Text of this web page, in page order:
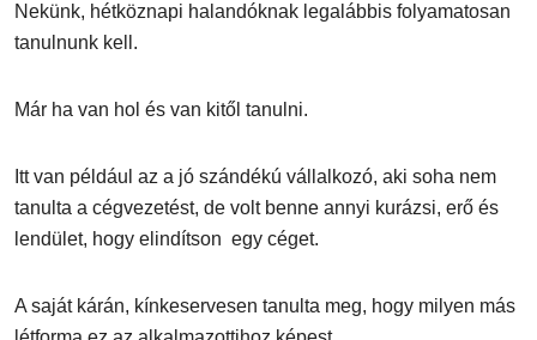
Nekünk, hétköznapi halandóknak legalábbis folyamatosan
tanulnunk kell.
Már ha van hol és van kitől tanulni.
Itt van például az a jó szándékú vállalkozó, aki soha nem
tanulta a cégvezetést, de volt benne annyi kurázsi, erő és
lendület, hogy elindítson egy céget.
A saját kárán, kínkeservesen tanulta meg, hogy milyen más